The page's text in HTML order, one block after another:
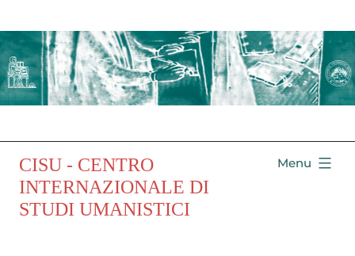
CISU - CENTRO
INTERNAZIONALE DI
STUDI UMANISTICI
Menu